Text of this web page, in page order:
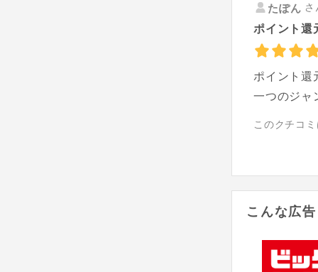
たぽん
ポイント還
ポイント還
一つのジャ
このクチコ
こんな広